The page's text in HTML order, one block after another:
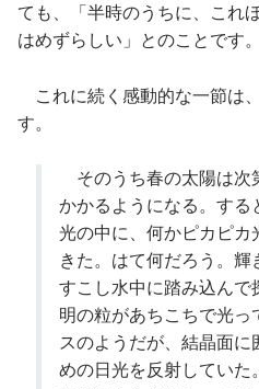
ても、「半時のうちに、これ
はめずらしい」とのことです。
これに続く感動的な一節は
す。
そのうち春の太陽は次
かかるようになる。する
光の中に、何かピカピカ
きた。はて何だろう。輝
すこし水中に踏み込んで
明の粒があちこちで光っ
スのようだが、結晶面
めの日光を反射していた